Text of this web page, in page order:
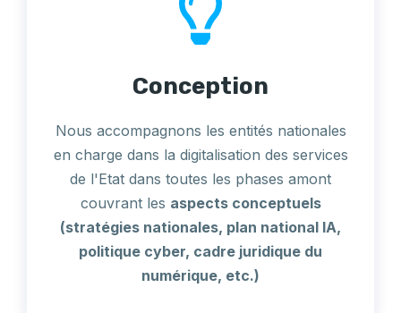
Conception
Nous accompagnons les entités nationales
en charge dans la digitalisation des services
de l'Etat dans toutes les phases amont
couvrant les aspects conceptuels
(stratégies nationales, plan national IA,
politique cyber, cadre juridique du
numérique, etc.)